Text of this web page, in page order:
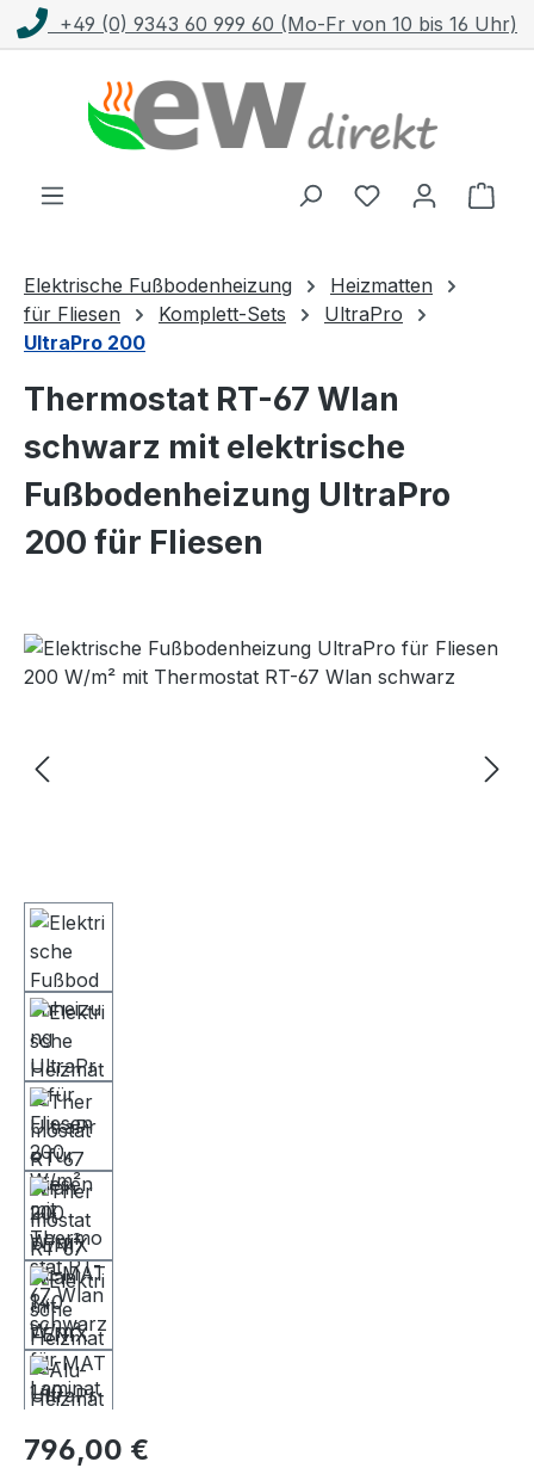
Zum Hauptinhalt springen
+49 (0) 9343 60 999 60 (Mo-Fr von 10 bis 16 Uhr)
Elektrische Fußbodenheizung
Heizmatten
für Fliesen
Komplett-Sets
UltraPro
UltraPro 200
Thermostat RT-67 Wlan
schwarz mit elektrische
Fußbodenheizung UltraPro
200 für Fliesen
Bildergalerie überspringen
Regulärer Preis:
796,00 €